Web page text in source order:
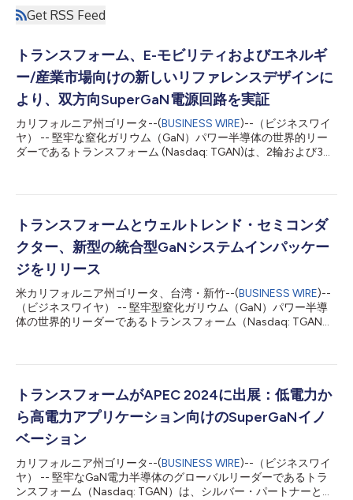
Get RSS Feed
トランスフォーム、E-モビリティおよびエネルギ
ー/産業市場向けの新しいリファレンスデザインに
より、双方向SuperGaN電源回路を実証
カリフォルニア州ゴリータ--(BUSINESS WIRE)--（ビジネスワイ
ヤ） -- 堅牢な窒化ガリウム（GaN）パワー半導体の世界的リー
ダーであるトランスフォーム (Nasdaq: TGAN)は、2輪および3輪
TPH-IN-BI-LLC-300W-RDデザインは、TP65H150G4PS 150
高性能、高効率の環境発電や配電バッテリー充電システムに電力
を供給します。この新しいボードは、GaN電源回路の最も期待さ
れる価値提案の1つである双方向性を顕著に示しています。この
機能は、1つの電源系統により、必要に応じて入力（AC）から出
力（DC）、出力（DC）から入力（AC）の2方向に電力を供給で
きることを示し、GaNはどちらの変換においても高いエネルギー
効率を可能にします。 「大電力アプリケーションにおけるGaN
の最初の価値提案は、ブリッジレス・トーテムポール力率改善回
トランスフォームとウェルトレンド・セミコンダ
クター、新型の統合型GaNシステムインパッケー
ジをリリース
米カリフォルニア州ゴリータ、台湾・新竹--(BUSINESS WIRE)--
（ビジネスワイヤ） -- 堅牢型窒化ガリウム（GaN）パワー半導
体の世界的リーダーであるトランスフォーム（Nasdaq: TGAN）
（TWSE: 2436）は、2つの新型GaNシステムインパッケージ
されたウェルトレンドのフラッグシップモデルのGaN SiPと組み
合わせることで、トランスフォームのSuperGaN®プラットフォ
ームをベースとする初のSiP製品ファミリーとなります。 新型
SiP（WT7162RHUG24BおよびWT7162RHUG24C）は、ウェルト
レンドの高周波マルチモード（QR/バレー スイッチング）フライ
バックPWMコントローラと、それぞれトランスフォームの150
mΩおよび480 mΩ SuperGaN FETを統合しています。 240 mΩ
の前モデル（WT7162RHUG24A）と同様、本デバイスはUSB P...
トランスフォームがAPEC 2024に出展：低電力か
ら高電力アプリケーション向けのSuperGaNイノ
ベーション
カリフォルニア州ゴリータ--(BUSINESS WIRE)--（ビジネスワイ
ヤ） -- 堅牢なGaN電力半導体のグローバルリーダーであるトラ
ンスフォーム（Nasdaq: TGAN）は、シルバー・パートナーとし